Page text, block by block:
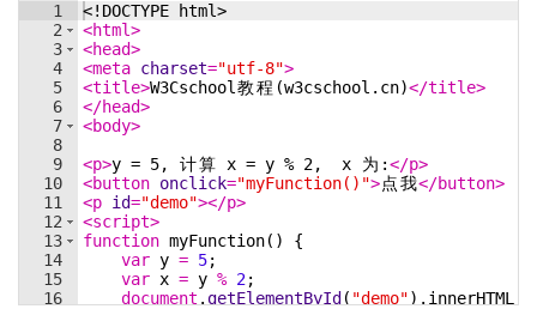
1
2
3
4
5
6
7
8
9
10
11
12
13
14
15
16
<! DOCTYPE html>
<html>
<head>
<meta charset="utf-8">
<title>W3Cschool 教程 (w3cschool.cn)</title>
</head>
<body>
<p>y = 5, 计算 x = y % 2,  x 为 :</p>
<button onclick="myFunction()">点我</button>
<p id="demo"></p>
<script>
function myFunction( )
{
var y = 5;
var x = y % 2;
document .getElementById ( "demo") . innerHTML